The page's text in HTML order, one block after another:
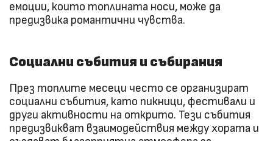
емоции, които топлината носи, може да
предизвика романтични чувства.
Социални събития и събирания
През топлите месеци често се организират
социални събития, като пикници, фестивали и
други активности на открито. Тези събития
предизвикват взаимодействия между хората и